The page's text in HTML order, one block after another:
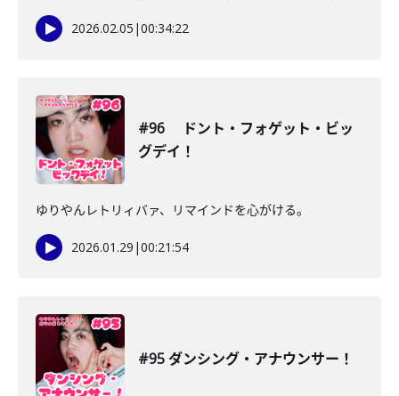
2026.02.05 |00:34:22
#96 ドント・フォゲット・ビッ
グデイ！
ゆりやんレトリィバァ、リマインドを心がける。
2026.01.29 |00:21:54
#95 ダンシング・アナウンサー！